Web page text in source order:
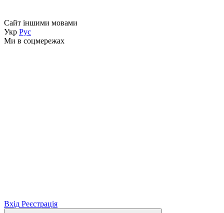
Сайт іншими мовами
Укр Рус
Ми в соцмережах
Вхід Реєстрація